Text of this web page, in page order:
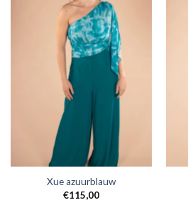
Xue azuurblauw
€115,00